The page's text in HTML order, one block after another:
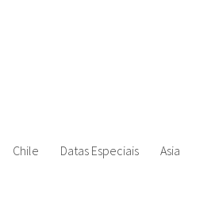
Chile Datas Especiais Asia